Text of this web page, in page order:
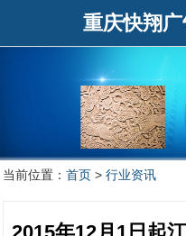
重庆快翔
当前位置： 首页> 行业资讯